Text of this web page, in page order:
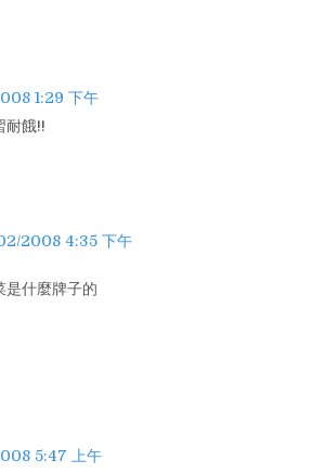
1:29 下午
耐餓!!
2008 4:35 下午
是什麼牌子的
5:47 上午